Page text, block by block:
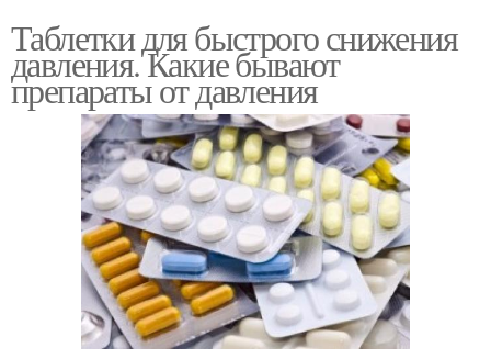
Таблетки для быстрого снижения
давления. Какие бывают
препараты от давления